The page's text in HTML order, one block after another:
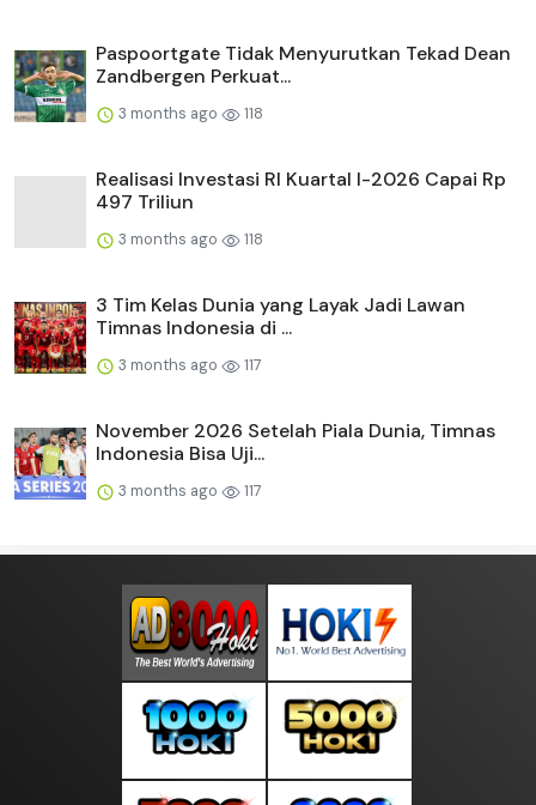
Paspoortgate Tidak Menyurutkan Tekad Dean
Zandbergen Perkuat...
3 months ago 118
Realisasi Investasi RI Kuartal I-2026 Capai Rp
497 Triliun
3 months ago 118
3 Tim Kelas Dunia yang Layak Jadi Lawan
Timnas Indonesia di ...
3 months ago 117
November 2026 Setelah Piala Dunia, Timnas
Indonesia Bisa Uji...
3 months ago 117